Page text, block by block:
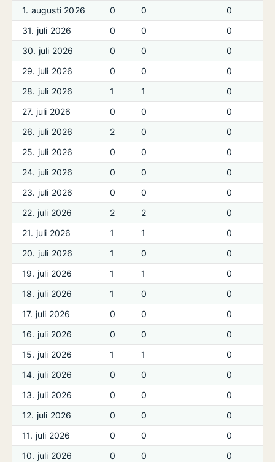
1. augusti 2026
0 0
0
31. juli 2026
0 0
0
30. juli 2026
0 0
0
29. juli 2026
0 0
0
28. juli 2026
1 1
0
27. juli 2026
0 0
0
26. juli 2026
2 0
0
25. juli 2026
0 0
0
24. juli 2026
0 0
0
23. juli 2026
0 0
0
22. juli 2026
2 2
0
21. juli 2026
1 1
0
20. juli 2026
1 0
0
19. juli 2026
1 1
0
18. juli 2026
1 0
0
17. juli 2026
0 0
0
16. juli 2026
0 0
0
15. juli 2026
1 1
0
14. juli 2026
0 0
0
13. juli 2026
0 0
0
12. juli 2026
0 0
0
11. juli 2026
0 0
0
10. juli 2026
0 0
0